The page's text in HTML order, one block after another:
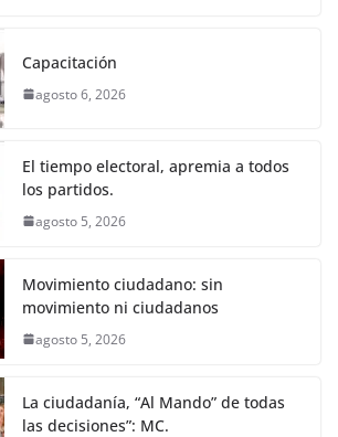
s
A
p
e
n
er
Capacitación
agosto 6, 2026
El tiempo electoral, apremia a todos
los partidos.
agosto 5, 2026
Movimiento ciudadano: sin
movimiento ni ciudadanos
agosto 5, 2026
La ciudadanía, “Al Mando” de todas
las decisiones”: MC.